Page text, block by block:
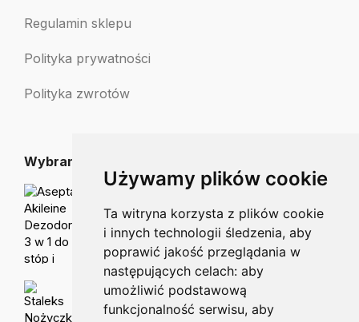
Używamy plików cookie
Ta witryna korzysta z plików cookie
i innych technologii śledzenia, aby
poprawić jakość przeglądania w
następujących celach: aby
umożliwić podstawową
funkcjonalność serwisu, aby
Regulamin sklepu
Polityka prywatności
Polityka zwrotów
Wybrane dla Ciebie
49.00zł 47.00 zł
49.90zł 45.00zł